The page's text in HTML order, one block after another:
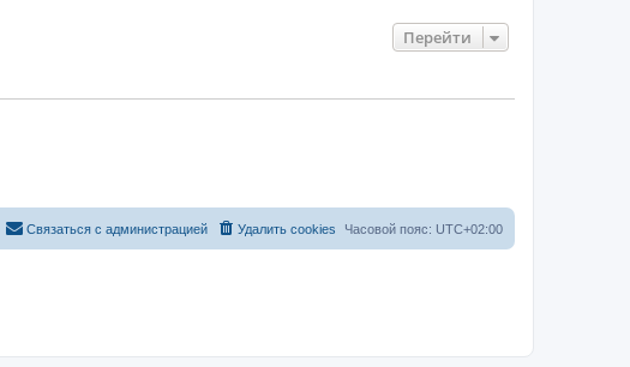
Перейти
Часовой пояс: UTC+02:00
Удалить cookies
Связаться с администрацией